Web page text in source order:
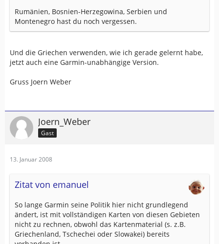
Rumänien, Bosnien-Herzegowina, Serbien und
Montenegro hast du noch vergessen.
Und die Griechen verwenden, wie ich gerade gelernt habe,
jetzt auch eine Garmin-unabhängige Version.
Gruss Joern Weber
Joern_Weber
Gast
13. Januar 2008
Zitat von emanuel
So lange Garmin seine Politik hier nicht grundlegend
ändert, ist mit vollständigen Karten von diesen Gebieten
nicht zu rechnen, obwohl das Kartenmaterial (s. z.B.
Griechenland, Tschechei oder Slowakei) bereits